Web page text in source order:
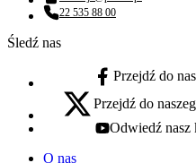
Adres email:
Numer telefonu:
22 535 88 00
Śledź nas
facebook - otwiera się
Przejdź do
x - otwiera się w nowej karcie
Przejdź do
youtube - otwiera się
Odwiedź nasz
O nas